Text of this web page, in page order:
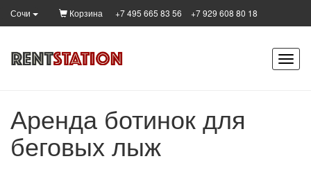
Сочи Корзина +7 495 665 83 56 +7 929 608 80 18
Аренда ботинок для
беговых лыж